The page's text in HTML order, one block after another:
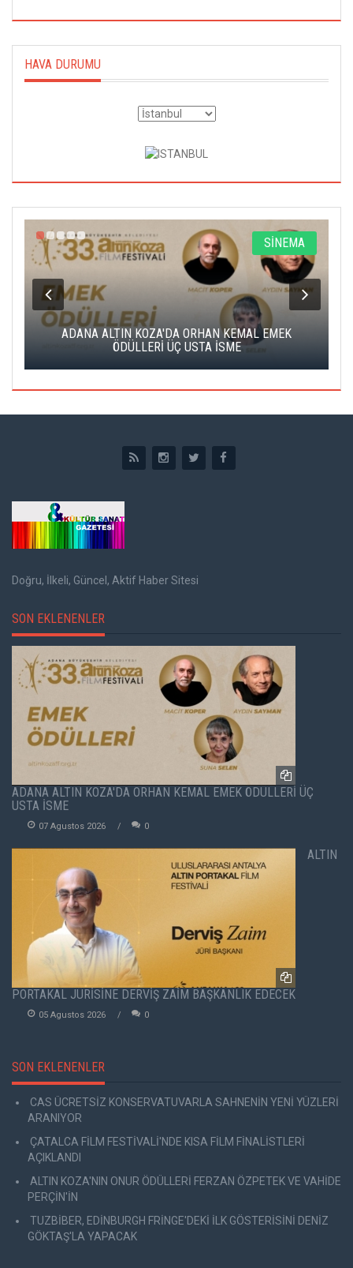
HAVA DURUMU
SİNEMA
ADANA ALTIN KOZA'DA ORHAN KEMAL EMEK
ÖDÜLLERİ ÜÇ USTA İSME
Doğru, İlkeli, Güncel, Aktif Haber Sitesi
SON EKLENENLER
ADANA ALTIN KOZA'DA ORHAN KEMAL EMEK ÖDÜLLERİ ÜÇ
USTA İSME
07 Agustos 2026 0
ALTIN
PORTAKAL JÜRİSİNE DERVİŞ ZAİM BAŞKANLIK EDECEK
05 Agustos 2026 0
SON EKLENENLER
CAS ÜCRETSİZ KONSERVATUVARLA SAHNENİN YENİ YÜZLERİ
ARANIYOR
ÇATALCA FİLM FESTİVALİ'NDE KISA FİLM FİNALİSTLERİ
AÇIKLANDI
ALTIN KOZA'NIN ONUR ÖDÜLLERİ FERZAN ÖZPETEK VE VAHİDE
PERÇİN'İN
TUZBİBER, EDİNBURGH FRİNGE'DEKİ İLK GÖSTERİSİNİ DENİZ
GÖKTAŞ'LA YAPACAK